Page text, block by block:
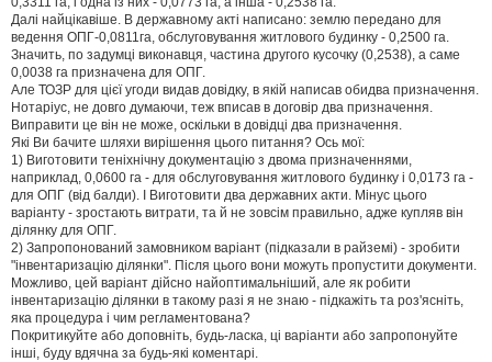
я
Далі найцікавіше. В державному акті написано: землю передано для
ведення ОПГ-0,0811га, обслуговування житлового будинку - 0,2500 га.
Значить, по задумці виконавця, частина другого кусочку (0,2538), а саме
0,0038 га призначена для ОПГ.
Але ТОЗР для цієї угоди видав довідку, в якій написав обидва призначення.
Нотаріус, не довго думаючи, теж вписав в договір два призначення.
Виправити це він не може, оскільки в довідці два призначення.
Які Ви бачите шляхи вирішення цього питання? Ось мої:
1) Виготовити теніхнічну документацію з двома призначеннями,
наприклад, 0,0600 га - для обслуговування житлового будинку і 0,0173 га -
для ОПГ (від балди). І Виготовити два державних акти. Мінус цього
варіанту - зростають витрати, та й не зовсім правильно, адже купляв він
ділянку для ОПГ.
2) Запропонований замовником варіант (підказали в райземі) - зробити
"інвентаризацію ділянки". Після цього вони можуть пропустити документи.
Можливо, цей варіант дійсно найоптимальніший, але як робити
інвентаризацію ділянки в такому разі я не знаю - підкажіть та роз'ясніть,
яка процедура і чим регламентована?
Покритикуйте або доповніть, будь-ласка, ці варіанти або запропонуйте
інші, буду вдячна за будь-які коментарі.